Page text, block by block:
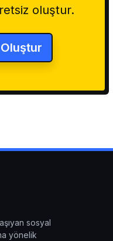
oluştur.
sosyal
yönelik